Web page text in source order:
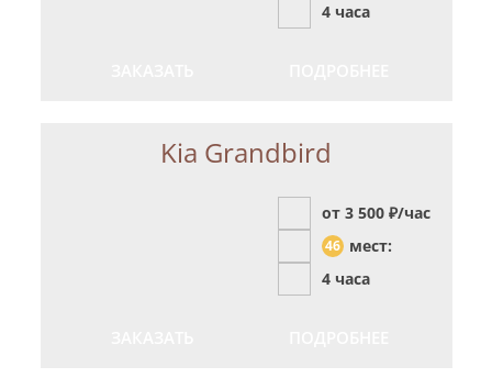
4 часа
Kia Grandbird
от 3 500 ₽/час
46 мест:
4 часа